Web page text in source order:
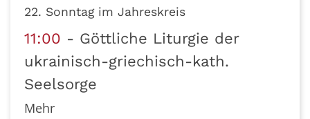
22. Sonntag im Jahreskreis
11:00
Göttliche Liturgie der
ukrainisch-griechisch-kath.
Seelsorge
Mehr